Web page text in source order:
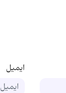
ایمیل